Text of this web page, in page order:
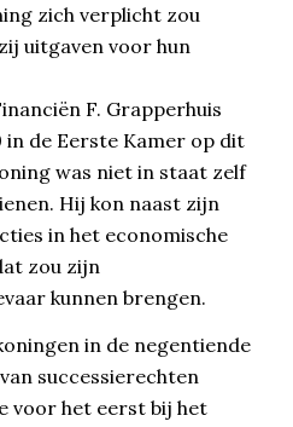
zich verplicht zou
uitgaven voor hun
F. Grapperhuis
in de Eerste Kamer op dit
was niet in staat zelf
Hij kon naast zijn
in het economische
zou zijn
kunnen brengen.
in de negentiende
successierechten
voor het eerst bij het